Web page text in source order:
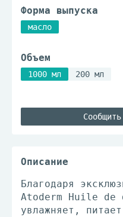
Форма выпуска
масло
Объем
1000 мл 200 мл
Описание
Благодаря
Atoderm Huile de
увлажняет,